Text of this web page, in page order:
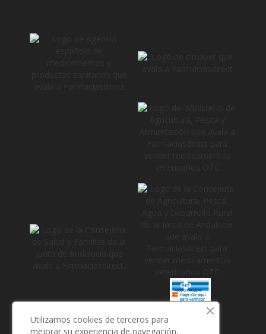
Utilizamos cookies de terceros para
mejorar su experiencia de navegación,